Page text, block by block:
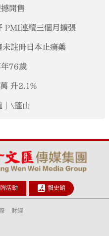
開售
PMI連續三個月擴張
註冊日本止痛藥
76歲
升2.1%
」\蓬山
活動 報史館
財經